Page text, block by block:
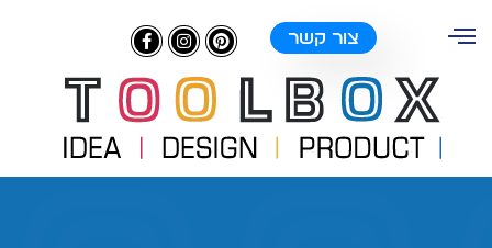
צור קשר